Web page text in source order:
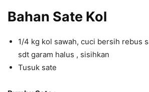
Bahan Sate Kol
1/4 kg kol sawah, cuci bersih rebus
sdt garam halus , sisihkan
Tusuk sate